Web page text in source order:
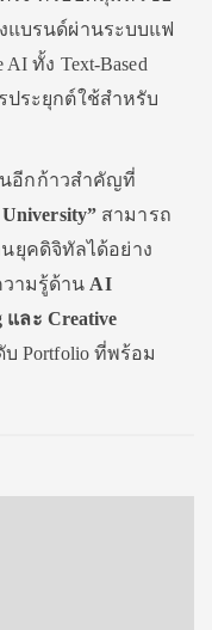
งแบรนด์ผ่านระบบแฟ
ทั้ง Text-Based
ประยุกต์ใช้สำหรับ
นอีกก้าวสำคัญที่
สามารถ
ยุคดิจิทัลได้อย่าง
วามรู้ด้าน AI
และ Creative
Portfolio ที่พร้อม